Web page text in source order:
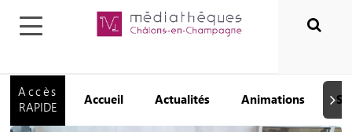
Accès
RAPIDE
Accueil Actualités Animations